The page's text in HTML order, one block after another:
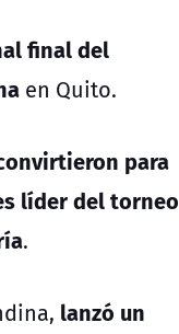
final del
en Quito.
para
líder del torneo
.
lanzó un